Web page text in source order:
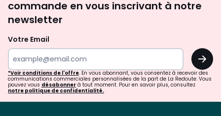
commande en vous inscrivant à notre
newsletter
Votre Email
OK
*Voir conditions de l'offre. En vous abonnant, vous consentez à recevoir des
communications commerciales personnalisées de la part de La Redoute. Vous
pouvez vous désabonner à tout moment. Pour en savoir plus, consultez
notre politique de confidentialité.